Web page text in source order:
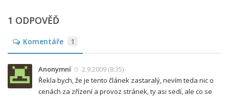
1 ODPOVĚĎ
Komentáře 1
Anonymní
2.9.2009 (8:35)
Řekla bych, že je tento článek zastaralý, nevím teda nic o
cenách za zřízení a provoz stránek, ty asi sedí, ale co se